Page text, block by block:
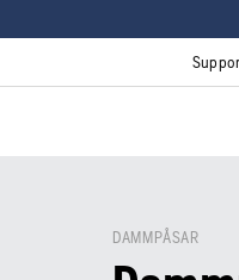
DAMMPÅSAR